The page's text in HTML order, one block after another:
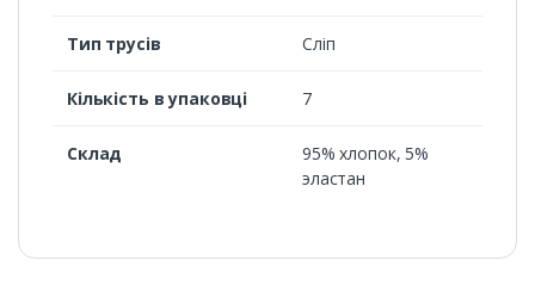
Тип трусів Сліп
Кількість в упаковці 7
Склад
95% хлопок, 5%
эластан